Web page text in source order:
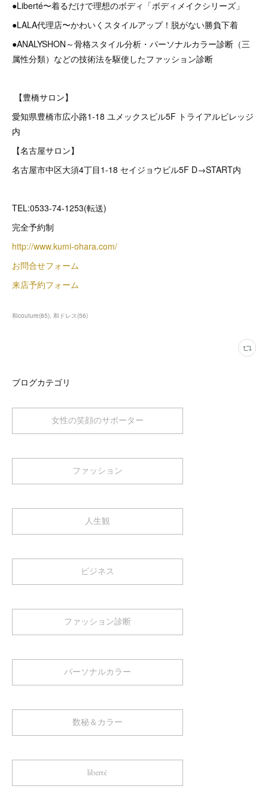
●Liberté〜着るだけで理想のボディ「ボディメイクシリーズ」
●LALA代理店〜かわいくスタイルアップ！脱がない勝負下着
●ANALYSHON～骨格スタイル分析・パーソナルカラー診断（三
属性分類）などの技術法を駆使したファッション診断
【豊橋サロン】
愛知県豊橋市広小路1-18 ユメックスビル5F トライアルビレッジ
内
【名古屋サロン】
名古屋市中区大須4丁目1-18 セイジョウビル5F D→START内
TEL:0533-74-1253(転送)
完全予約制
http://www.kumi-ohara.com/
お問合せフォーム
来店予約フォーム
和couture(85) 和ドレス(56)
ブログカテゴリ
女性の笑顔のサポーター
ファッション
人生観
ビジネス
ファッション診断
パーソナルカラー
数秘＆カラー
liberté